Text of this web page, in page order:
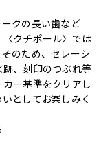
クの長い歯など
クチポール〉では
のため、セレーシ
、刻印のつぶれ等
ー基準をクリアし
としてお楽しみく